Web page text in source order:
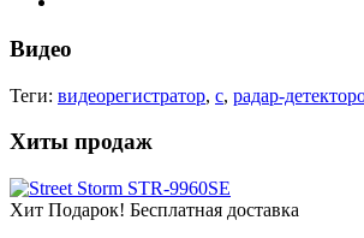
Видео
Теги: видеорегистратор, с, радар-
Хиты продаж
Хит Подарок! Бесплатная доставка